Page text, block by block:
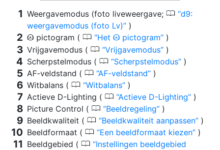
Weergavemodus (foto liveweergave; 0 d9:
weergavemodus (foto Lv)
)
t pictogram ( 0 Het t pictogram
)
Vrijgavemodus ( 0 Vrijgavemodus )
Scherpstelmodus ( 0 Scherpstelmodus )
AF-veldstand ( 0 AF-veldstand
)
Witbalans ( 0 Witbalans )
Actieve D-Lighting ( 0 Actieve D-Lighting
)
Picture Control ( 0 Beeldregeling
)
Beeldkwaliteit ( 0 Beeldkwaliteit aanpassen )
Beeldformaat ( 0 Een beeldformaat kiezen )
Beeldgebied ( 0 Instellingen beeldgebied